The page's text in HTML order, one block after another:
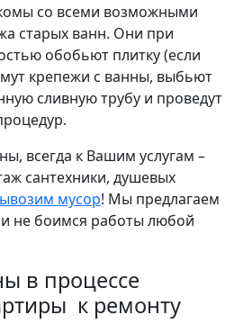
со всеми возможными
старых ванн. Они при
обобьют плитку (если
крепежи с ванны, выбьют
сливную трубу и проведут
всегда к Вашим услугам –
сантехники, душевых
мусор! Мы предлагаем
и не боимся работы любой
в процессе
к ремонту